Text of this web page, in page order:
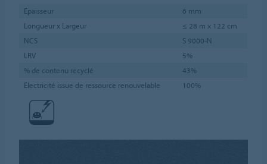
Épaisseur
6 mm
Longueur x Largeur
≤ 28 m x 122 cm
NCS
S 9000-N
LRV
5%
% de contenu recyclé
43%
Électricité issue de ressource renouvelable
100%